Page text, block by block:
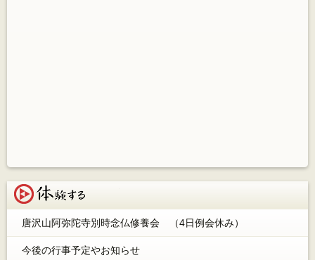
唐沢山阿弥陀寺別時念仏修養会 （4日例会休み）
今後の行事予定やお知らせ